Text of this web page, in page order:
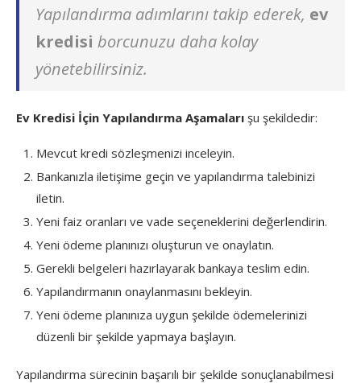
Yapılandırma adımlarını takip ederek, ev
kredisi borcunuzu daha kolay
yönetebilirsiniz.
Ev Kredisi İçin Yapılandırma Aşamaları şu şekildedir:
Mevcut kredi sözleşmenizi inceleyin.
Bankanızla iletişime geçin ve yapılandırma talebinizi
iletin.
Yeni faiz oranları ve vade seçeneklerini değerlendirin.
Yeni ödeme planınızı oluşturun ve onaylatın.
Gerekli belgeleri hazırlayarak bankaya teslim edin.
Yapılandırmanın onaylanmasını bekleyin.
Yeni ödeme planınıza uygun şekilde ödemelerinizi
düzenli bir şekilde yapmaya başlayın.
Yapılandırma sürecinin başarılı bir şekilde sonuçlanabilmesi